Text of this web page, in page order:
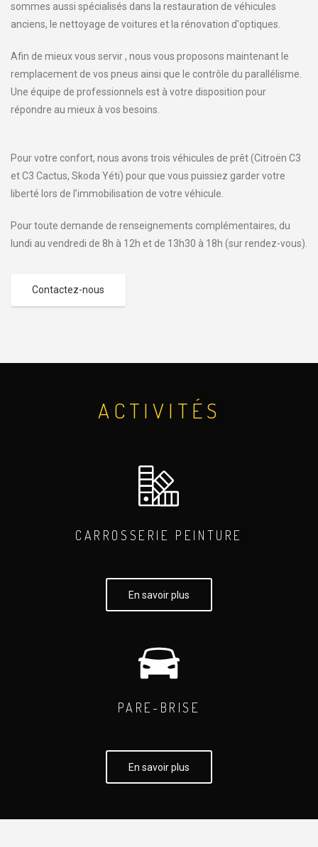
sommes aussi spécialisés dans la restauration de véhicules
anciens, le nettoyage de voitures et la rénovation d'optiques.
Afin de mieux vous servir , nous vous proposons maintenant le
remplacement de vos pneus ainsi que le contrôle du parallélisme.
Une équipe de professionnels est à votre disposition pour
répondre au mieux à vos besoins.
Pour votre confort, nous avons trois véhicules de prêt (Citroën C3
et C3 Cactus, Skoda Yéti) pour que vous puissiez garder votre
liberté lors de l’immobilisation de votre véhicule.
Pour toute demande de renseignements complémentaires, du
lundi au vendredi de 8h à 12h et de 13h30 à 18h (sur rendez-vous).
Contactez-nous
ACTIVITÉS
CARROSSERIE PEINTURE
En savoir plus
PARE-BRISE
En savoir plus